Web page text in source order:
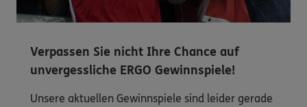
Verpassen Sie nicht Ihre Chance auf
unvergessliche ERGO Gewinnspiele!
Unsere aktuellen Gewinnspiele sind leider gerade